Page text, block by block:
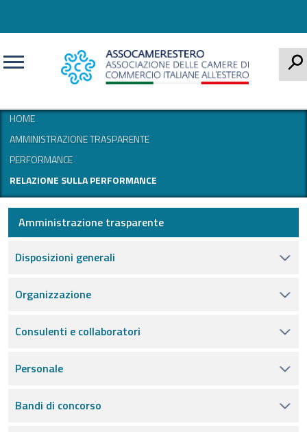
HOME
AMMINISTRAZIONE TRASPARENTE
PERFORMANCE
RELAZIONE SULLA PERFORMANCE
Amministrazione trasparente
Disposizioni generali
Organizzazione
Consulenti e collaboratori
Personale
Bandi di concorso